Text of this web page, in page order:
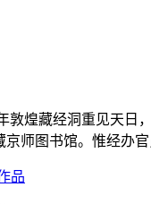
敦煌藏经洞重见天日
师图书馆。惟经办